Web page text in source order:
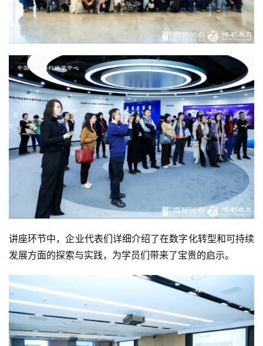
讲座环节中，企业代表们详细介绍了在数字化转型和可持续
发展方面的探索与实践，为学员们带来了宝贵的启示。